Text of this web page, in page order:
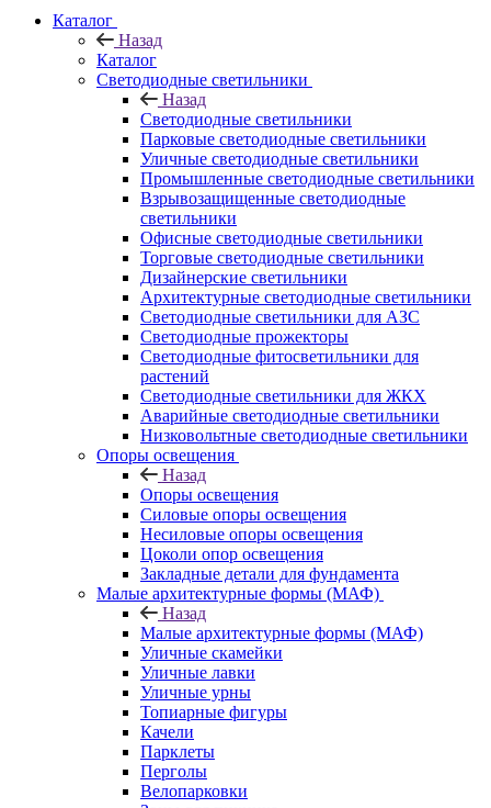
Каталог
Назад
Каталог
Светодиодные светильники
Назад
Светодиодные светильники
Парковые светодиодные светильники
Уличные светодиодные светильники
Промышленные светодиодные светильники
Взрывозащищенные светодиодные
светильники
Офисные светодиодные светильники
Торговые светодиодные светильники
Дизайнерские светильники
Архитектурные светодиодные светильники
Светодиодные светильники для АЗС
Светодиодные прожекторы
Светодиодные фитосветильники для
растений
Светодиодные светильники для ЖКХ
Аварийные светодиодные светильники
Низковольтные светодиодные светильники
Опоры освещения
Назад
Опоры освещения
Силовые опоры освещения
Несиловые опоры освещения
Цоколи опор освещения
Закладные детали для фундамента
Малые архитектурные формы (МАФ)
Назад
Малые архитектурные формы (МАФ)
Уличные скамейки
Уличные лавки
Уличные урны
Топиарные фигуры
Качели
Парклеты
Перголы
Велопарковки